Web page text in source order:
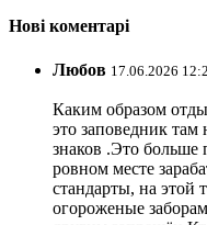
Нові коментарі
Любов 17.06.2026
Каким образом
это заповедник
знаков .Это больше
ровном месте
стандарты, на этой
огороженые